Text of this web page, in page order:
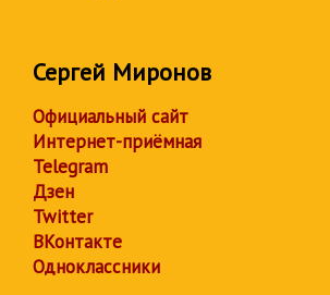
Сергей Миронов
Официальный сайт
Интернет-приёмная
Telegram
Дзен
Twitter
ВКонтакте
Одноклассники